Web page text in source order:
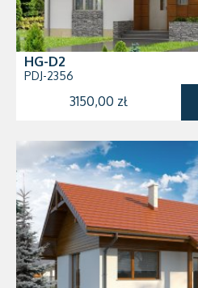
HG-D2
PDJ-2356
3150,00 zł